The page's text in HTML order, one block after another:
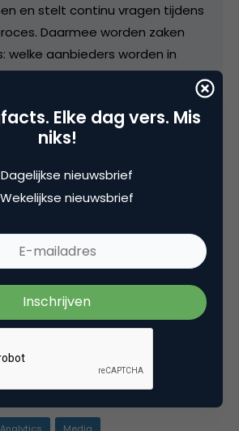
en stelt continu vragen tijdens
Daarmee worden zaken
welke aanbieders worden in
Waar klikt men door
betrouwbare aanbieder?
als de aanbieder met de
sympathiek? Of als de
Welke site is het meest
bij te kopen? En bij wie wordt
meest gekocht / afgesloten? Wie
beste, oftewel de heerser op
Media
Elke dag vers. Mis
niks!
Dagelijkse nieuwsbrief
Wekelijkse nieuwsbrief